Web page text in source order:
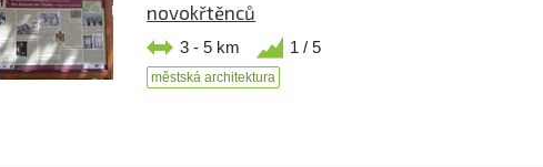
novokřtěnců
3 - 5 km 1 / 5
městská architektura